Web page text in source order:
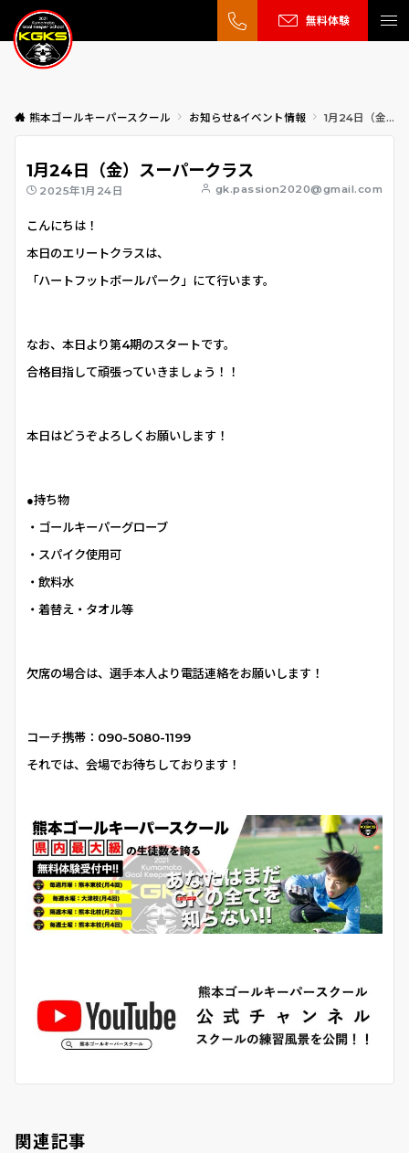
無料体験
熊本ゴールキーパースクール お知らせ&イベント情報 1月24日（金）スーパークラス
1月24日（金）スーパークラス
2025年1月24日 gk.passion2020@gmail.com
こんにちは！
本日のエリートクラスは、
「ハートフットボールパーク」にて行います。
なお、本日より第4期のスタートです。
合格目指して頑張っていきましょう！！
本日はどうぞよろしくお願いします！
●持ち物
・ゴールキーパーグローブ
・スパイク使用可
・飲料水
・着替え・タオル等
欠席の場合は、選手本人より電話連絡をお願いします！
コーチ携帯：090-5080-1199
それでは、会場でお待ちしております！
関連記事